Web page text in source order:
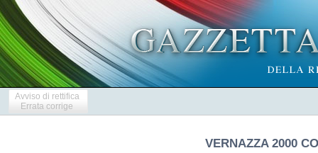
Avviso di rettifica
Errata corrige
VERNAZZA 2000